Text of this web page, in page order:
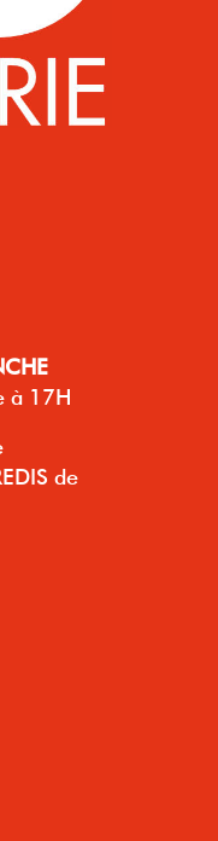
à 17H
de